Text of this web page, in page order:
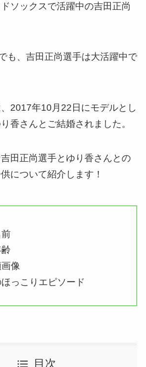
ソックスで活躍中の吉田正尚
も、吉田正尚選手は大活躍中で
2017年10月22日にモデルとし
香さんとご結婚されました。
田正尚選手とゆり香さんとの
について紹介します！
像
っこりエピソード
目次